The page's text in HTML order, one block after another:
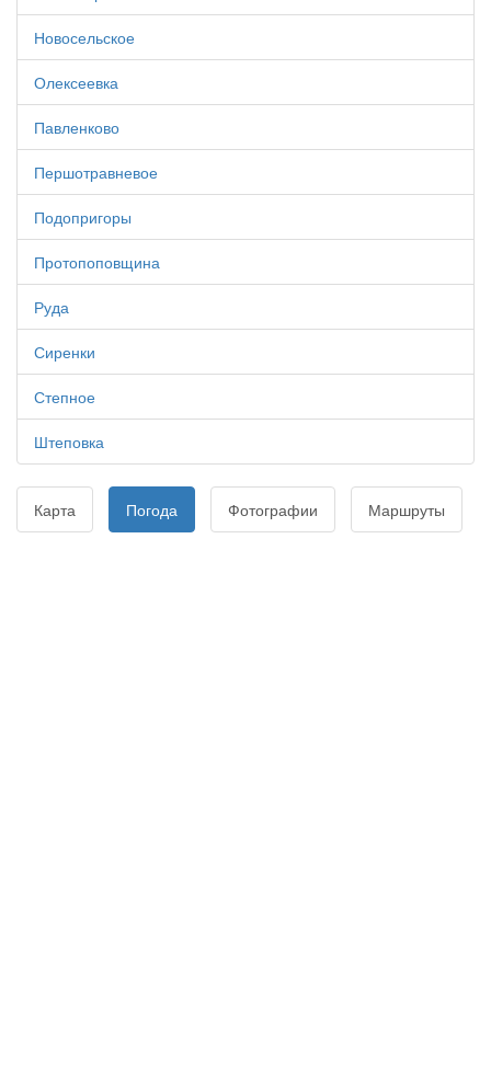
Новосельское
Олексеевка
Павленково
Першотравневое
Подопригоры
Протопоповщина
Руда
Сиренки
Степное
Штеповка
Карта Погода Фотографии Маршруты